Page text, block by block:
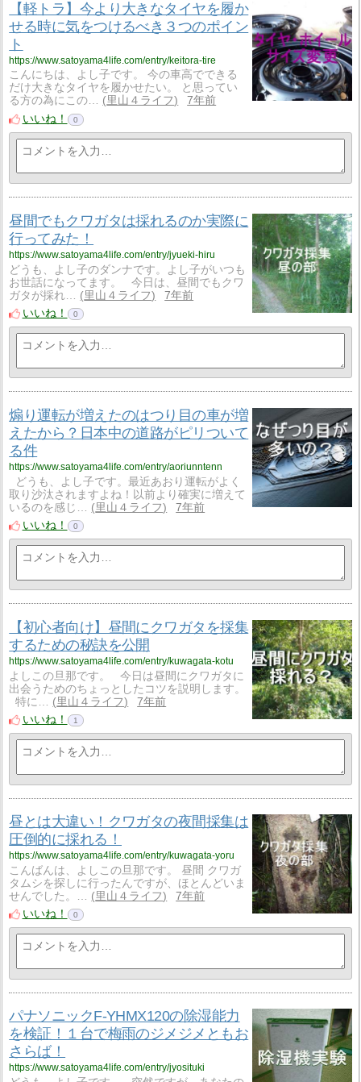
【軽トラ】今より大きなタイヤを履か
せる時に気をつけるべき３つのポイン
ト
https://www.satoyama4life.com/entry/keitora-tire
こんにちは、よし子です。 今の車高でできる
だけ大きなタイヤを履かせたい。 と思ってい
る方の為にこの…
里山４ライフ
7年前
いいね！
0
昼間でもクワガタは採れるのか実際に
行ってみた！
https://www.satoyama4life.com/entry/jyueki-hiru
どうも、よし子のダンナです。よし子がいつも
お世話になってます。 今日は、昼間でもクワ
ガタが採れ…
里山４ライフ
7年前
いいね！
0
煽り運転が増えたのはつり目の車が増
えたから？日本中の道路がピリついて
る件
https://www.satoyama4life.com/entry/aoriunntenn
どうも、よし子です。最近あおり運転がよく
取り沙汰されますよね！以前より確実に増えて
いるのを感じ…
里山４ライフ
7年前
いいね！
0
【初心者向け】昼間にクワガタを採集
するための秘訣を公開
https://www.satoyama4life.com/entry/kuwagata-kotu
よしこの旦那です。 今日は昼間にクワガタに
出会うためのちょっとしたコツを説明します。
特に…
里山４ライフ
7年前
いいね！
1
昼とは大違い！クワガタの夜間採集は
圧倒的に採れる！
https://www.satoyama4life.com/entry/kuwagata-yoru
こんばんは、よしこの旦那です。 昼間 クワガ
タムシを探しに行ったんですが、ほとんどいま
せんでした。…
里山４ライフ
7年前
いいね！
0
パナソニックF-YHMX120の除湿能力
を検証！１台で梅雨のジメジメともお
さらば！
https://www.satoyama4life.com/entry/jyosituki